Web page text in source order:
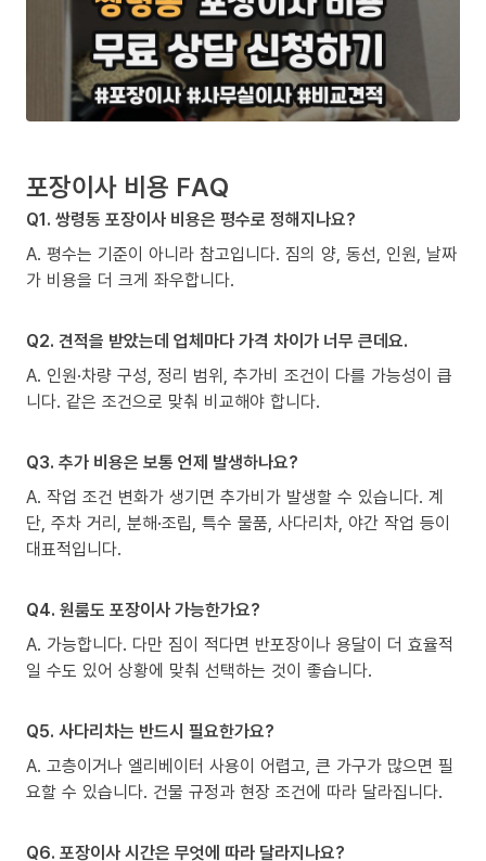
포장이사 비용 FAQ
Q1. 쌍령동 포장이사 비용은 평수로 정해지나요?
A. 평수는 기준이 아니라 참고입니다. 짐의 양, 동선, 인원, 날짜
가 비용을 더 크게 좌우합니다.
Q2. 견적을 받았는데 업체마다 가격 차이가 너무 큰데요.
A. 인원·차량 구성, 정리 범위, 추가비 조건이 다를 가능성이 큽
니다. 같은 조건으로 맞춰 비교해야 합니다.
Q3. 추가 비용은 보통 언제 발생하나요?
A. 작업 조건 변화가 생기면 추가비가 발생할 수 있습니다. 계
단, 주차 거리, 분해·조립, 특수 물품, 사다리차, 야간 작업 등이
대표적입니다.
Q4. 원룸도 포장이사 가능한가요?
A. 가능합니다. 다만 짐이 적다면 반포장이나 용달이 더 효율적
일 수도 있어 상황에 맞춰 선택하는 것이 좋습니다.
Q5. 사다리차는 반드시 필요한가요?
A. 고층이거나 엘리베이터 사용이 어렵고, 큰 가구가 많으면 필
요할 수 있습니다. 건물 규정과 현장 조건에 따라 달라집니다.
Q6. 포장이사 시간은 무엇에 따라 달라지나요?